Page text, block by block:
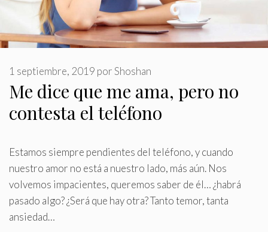
Me dice que me ama, pero no
contesta el teléfono
1 septiembre, 2019 porShoshan
Estamos siempre pendientes del teléfono, y cuando
nuestro amor no está a nuestro lado, más aún. Nos
volvemos impacientes, queremos saber de él… ¿habrá
pasado algo? ¿Será que hay otra? Tanto temor, tanta
ansiedad…